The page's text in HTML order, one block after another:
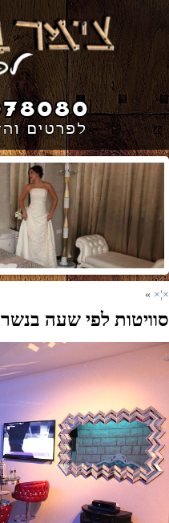
×¦×
»
סוויטות לפי שעה בנשר